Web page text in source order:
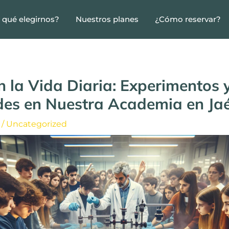
qué elegirnos? Nuestros planes ¿Cómo reservar?
la Vida Diaria: Experimentos
en Nuestra Academia en
/ Uncategorized